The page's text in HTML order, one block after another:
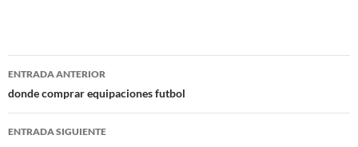
Navegación
de
entradas
ENTRADA ANTERIOR
donde comprar equipaciones futbol
ENTRADA SIGUIENTE